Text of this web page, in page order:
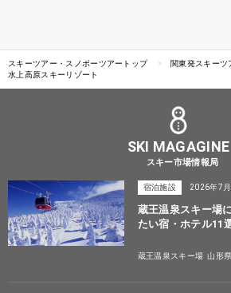
スキーツアー・スノボーツアートップ 関東発スキーツ
水上高原スキーリゾート
SKI MAGAGINE
スキー市場情報局
宿泊施設 2026年7
蔵王温泉スキー場
たい宿・ホテル11
蔵王温泉スキー場 山形県